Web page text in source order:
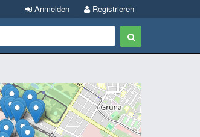
Registrieren
Anmelden